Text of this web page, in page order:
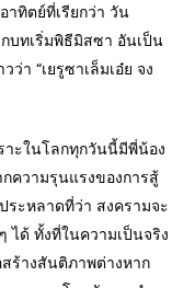
าทิตย์ที่เรียกว่า วัน
บทเริ่มพิธีมิสซา อันเป็น
า “เยรูซาเล็มเอ๋ย จง
ในโลกทุกวันนี้มีพี่น้อง
ความรุนแรงของการสู้
ระหลาดที่ว่า สงครามจะ
ด้ ทั้งที่ในความเป็นจริง
ร้างสันติภาพต่างหาก